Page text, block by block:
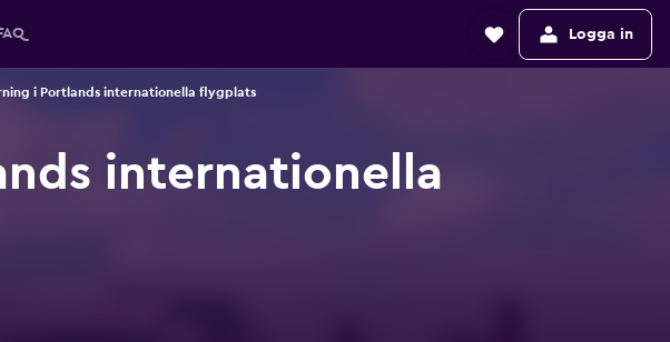
FAQ Logga in
i Portlands internationella flygplats
internationella